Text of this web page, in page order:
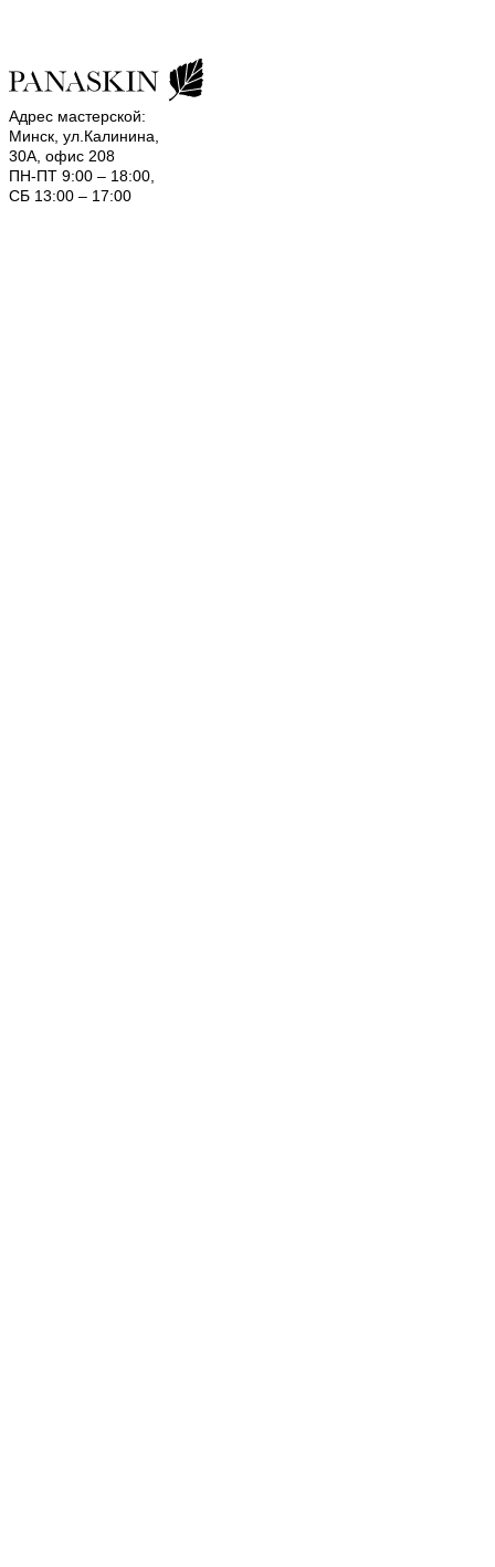
Адрес мастерской:
Минск, ул.Калинина,
30А, офис 208
ПН-ПТ 9:00 – 18:00,
СБ 13:00 – 17:00